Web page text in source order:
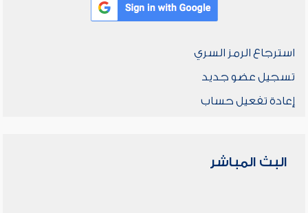
استرجاع الرمز السري
تسجيل عضو جديد
إعادة تفعيل حساب
البث المباشر